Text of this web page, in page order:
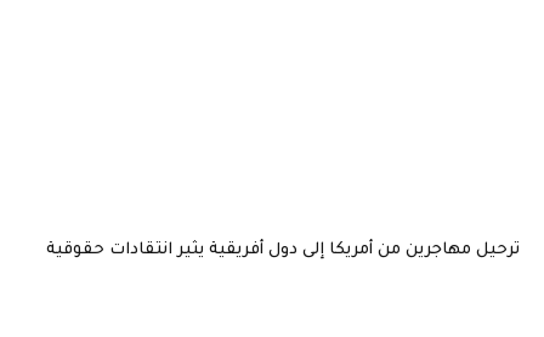
ترحيل مهاجرين من أمريكا إلى دول أفريقية يثير انتقادات حقوقية